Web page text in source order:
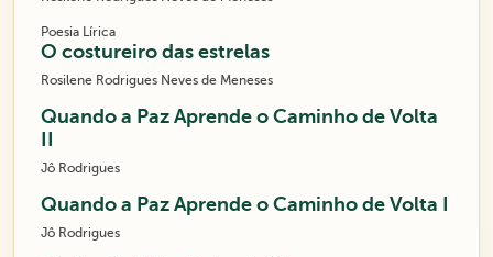
Poesia Lírica
O costureiro das estrelas
Rosilene Rodrigues Neves de Meneses
Quando a Paz Aprende o Caminho de Volta
Jô Rodrigues
Quando a Paz Aprende o Caminho de Volta I
Jô Rodrigues